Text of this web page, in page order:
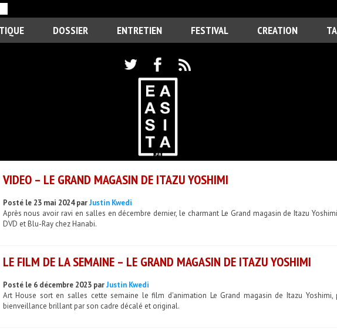
DOSSIER ENTRETIEN FESTIVAL CREATION
VIDEO – LE GRAND MAGASIN DE ITAZU YOSHIMI
Posté le 23 mai 2024 parJustin Kwedi
Après nous avoir ravi en salles en décembre dernier, le charmant Le Grand magasin de Itazu
DVD et Blu-Ray chez Hanabi.
LE FILM DE LA SEMAINE – LE GRAND MAGASIN DE ITAZU YOSHIMI
Posté le 6 décembre 2023 parJustin Kwedi
Art House sort en salles cette semaine le film d'animation Le Grand magasin de Itazu
bienveillance brillant par son cadre décalé et original.